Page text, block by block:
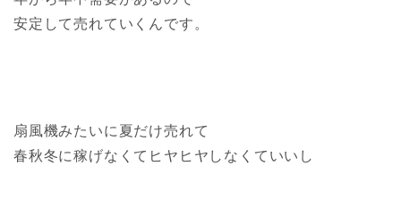
安定して売れていくんです。
扇風機みたいに夏だけ売れて
春秋冬に稼げなくてヒヤヒヤしなくていいし